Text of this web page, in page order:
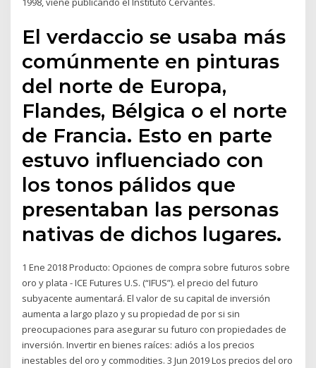
El verdaccio se usaba más
comúnmente en pinturas
del norte de Europa,
Flandes, Bélgica o el norte
de Francia. Esto en parte
estuvo influenciado con
los tonos pálidos que
presentaban las personas
nativas de dichos lugares.
1 Ene 2018 Producto: Opciones de compra sobre futuros sobre
oro y plata - ICE Futures U.S. (“IFUS”). el precio del futuro
subyacente aumentará. El valor de su capital de inversión
aumenta a largo plazo y su propiedad de por si sin
preocupaciones para asegurar su futuro con propiedades de
inversión. Invertir en bienes raíces: adiós a los precios
inestables del oro y commodities. 3 Jun 2019 Los precios del oro